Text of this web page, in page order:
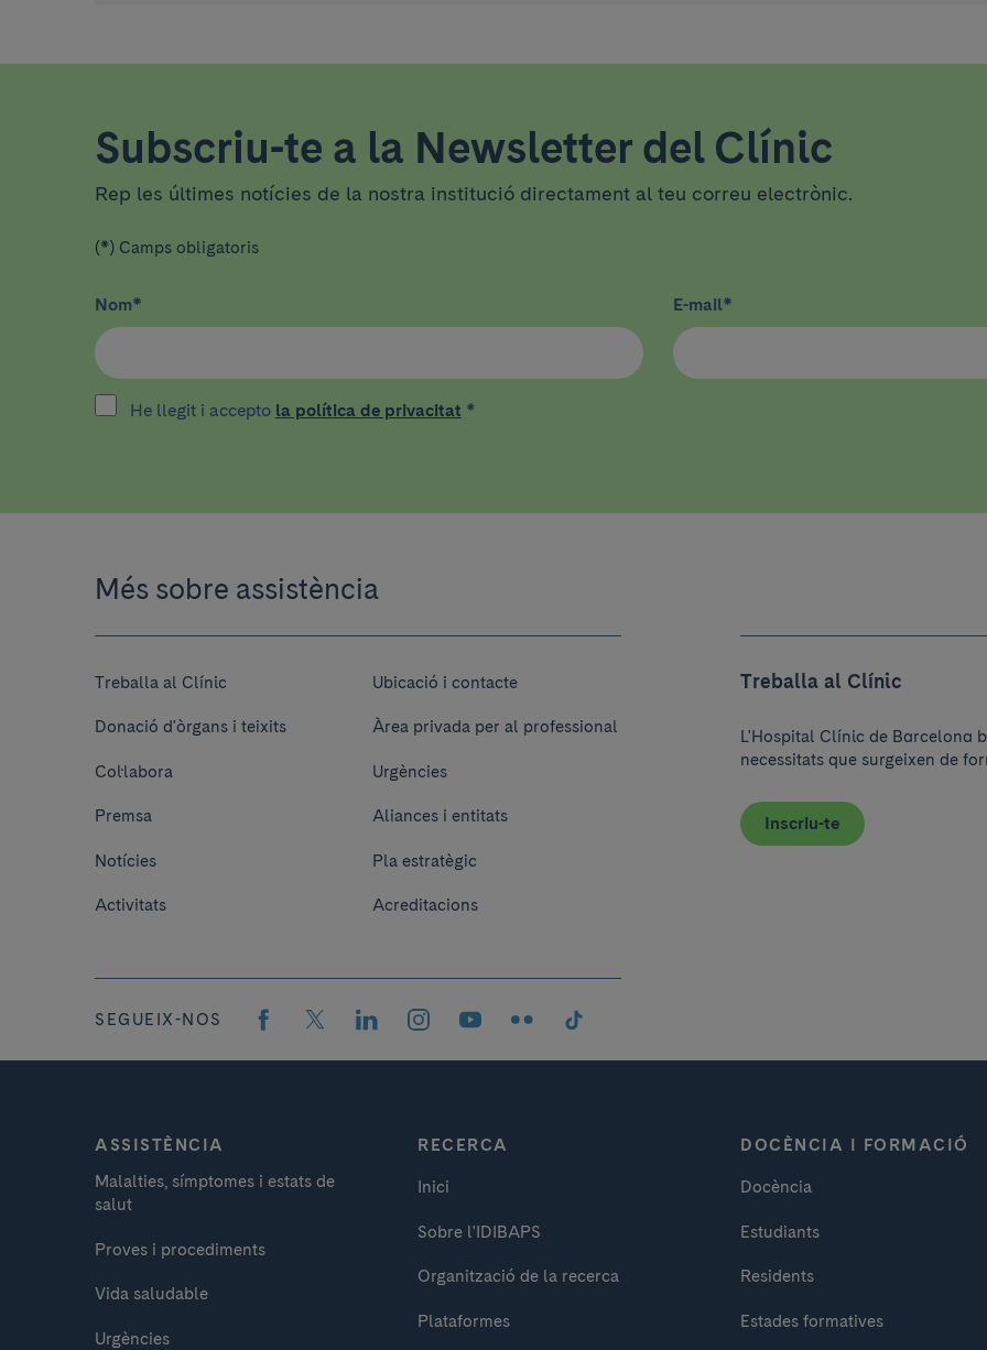
Subscriu-te a la Newsletter del Clínic
Rep les últimes notícies de la nostra institució directament al teu correu electrònic.
(*) Camps obligatoris
Nom* E-mail*
He llegit i accepto la política de privacitat *
Més sobre assistència
Treballa al Clínic
Donació d'òrgans i teixits
Col·labora
Premsa
Notícies
Activitats
Ubicació i contacte
Àrea privada per al professional
Urgències
Aliances i entitats
Pla estratègic
Acreditacions
Treballa al Clínic
L'Hospital Clínic de Barcelona
necessitats que surgeixen de
Inscriu-te
SEGUEIX-NOS
ASSISTÈNCIA
Malalties, símptomes i estats de
salut
Proves i procediments
Vida saludable
Urgències
RECERCA
Inici
Sobre l'IDIBAPS
Organització de la recerca
Plataformes
DOCÈNCIA I FORMACIÓ
Docència
Estudiants
Residents
Estades formatives